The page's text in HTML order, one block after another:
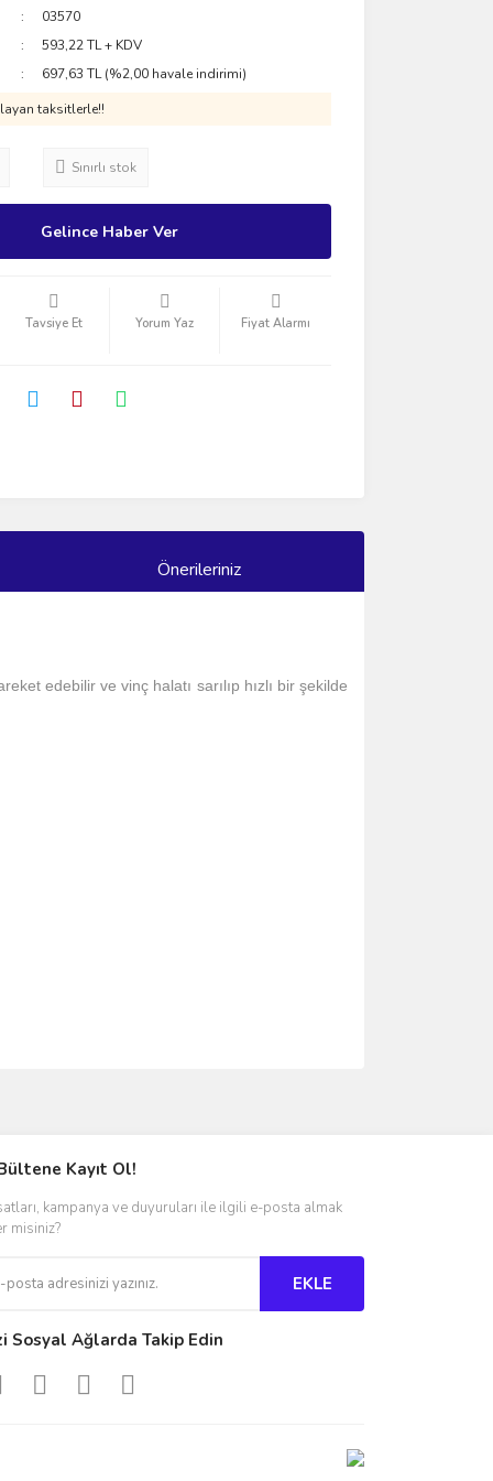
03570
593,22 TL + KDV
697,63 TL (%2,00 havale indirimi)
taksitlerle!!
Sınırlı stok
Gelince Haber Ver
Tavsiye Et Yorum Yaz Fiyat Alarmı
Önerileriniz
edebilir ve vinç halatı sarılıp hızlı bir şekilde
Kayıt Ol!
kampanya ve duyuruları ile ilgili e-posta almak
misiniz?
EKLE
Sosyal Ağlarda Takip Edin